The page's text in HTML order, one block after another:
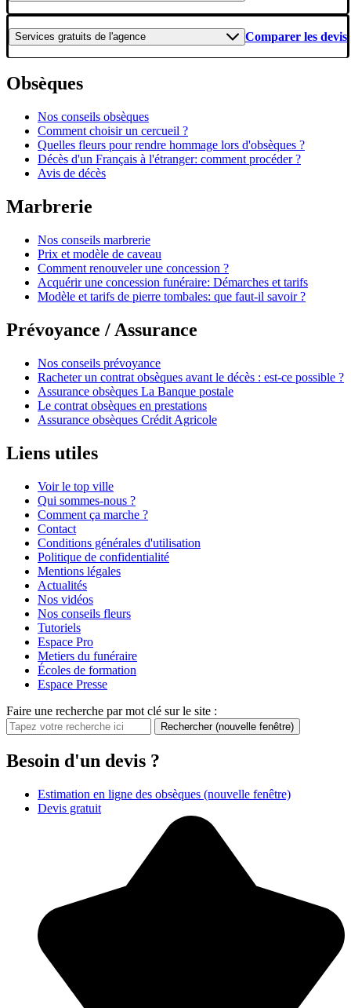
Services gratuits de l'agence Comparer les devis
Obsèques
Nos conseils obsèques
Comment choisir un cercueil ?
Quelles fleurs pour rendre hommage lors d'obsèques ?
Décès d'un Français à l'étranger: comment procéder ?
Avis de décès
Marbrerie
Nos conseils marbrerie
Prix et modèle de caveau
Comment renouveler une concession ?
Acquérir une concession funéraire: Démarches et tarifs
Modèle et tarifs de pierre tombales: que faut-il savoir ?
Prévoyance / Assurance
Nos conseils prévoyance
Racheter un contrat obsèques avant le décès : est-ce possible ?
Assurance obsèques La Banque postale
Le contrat obsèques en prestations
Assurance obsèques Crédit Agricole
Liens utiles
Voir le top ville
Qui sommes-nous ?
Comment ça marche ?
Contact
Conditions générales d'utilisation
Politique de confidentialité
Mentions légales
Actualités
Nos vidéos
Nos conseils fleurs
Tutoriels
Espace Pro
Metiers du funéraire
Écoles de formation
Espace Presse
Faire une recherche par mot clé sur le site :
Rechercher (nouvelle fenêtre)
Besoin d'un devis ?
Estimation en ligne des obsèques (nouvelle fenêtre)
Devis gratuit